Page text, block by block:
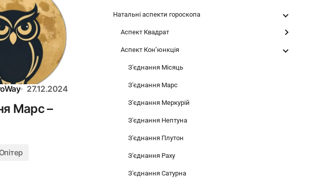
27.12.2024
Марс –
Натальні аспекти гороскопа
Аспект Квадрат
Аспект Конʼюнкція
З'єднання Місяць
З'єднання Марс
З'єднання Меркурій
З'єднання Нептуна
З'єднання Плутон
З'єднання Раху
З'єднання Сатурна